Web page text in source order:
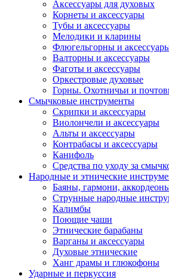
Аксессуары для духовых
Корнеты и аксессуары
Тубы и аксессуары
Мелодики и кларины
Флюгельгорны и
Валторны и аксессуары
Фаготы и аксессуары
Оркестровые духовые
Горны. Охотничьи и
Смычковые инструменты
Скрипки и аксессуары
Виолончели и аксессуары
Альты и аксессуары
Контрабасы и аксессуары
Канифоль
Средства по уходу за
Народные и этнические
Баяны, гармони,
Струнные народные
Калимбы
Поющие чаши
Этнические барабаны
Варганы и аксессуары
Духовые этнические
Ханг драмы и глюкофоны
Ударные и перкуссия